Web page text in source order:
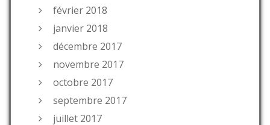
février 2018
janvier 2018
décembre 2017
novembre 2017
octobre 2017
septembre 2017
juillet 2017